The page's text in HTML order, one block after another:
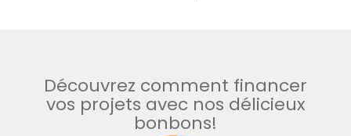
Découvrez comment financer
vos projets avec nos délicieux
bonbons!